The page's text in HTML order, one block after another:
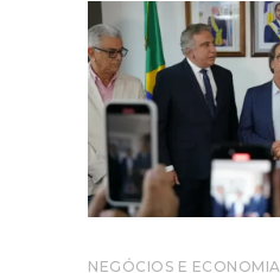
NEGÓCIOS E ECONOMIA